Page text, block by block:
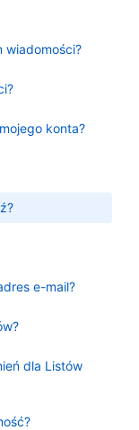
wiadomości?
konta?
e-mail?
dla Listów